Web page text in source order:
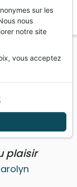
commande
plaisir
plaisir
sur les
nous
notre site
vous acceptez